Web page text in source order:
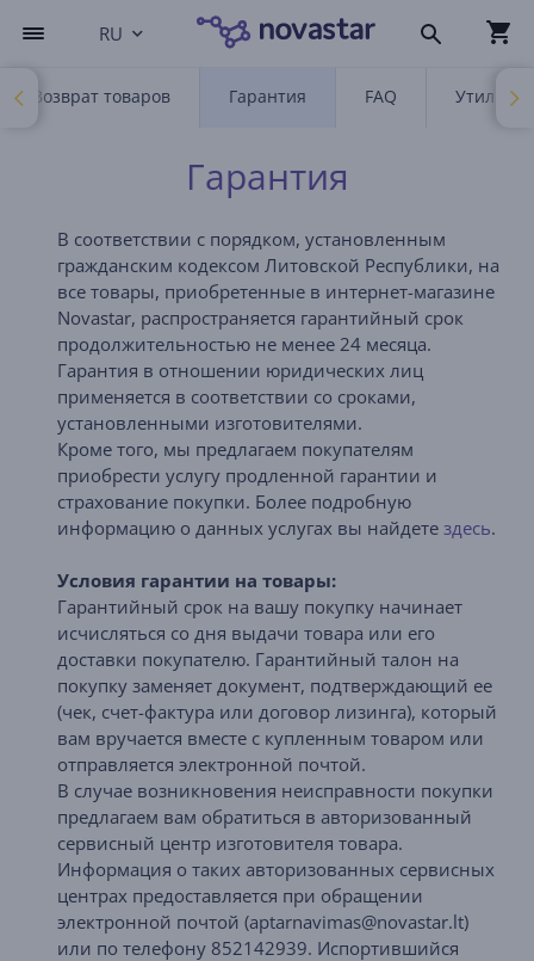
RU
Возврат товаров Гарантия FAQ
Гарантия
В соответствии с порядком, установленным
гражданским кодексом Литовской Республики, на
все товары, приобретенные в интернет-магазине
Novastar, распространяется гарантийный срок
продолжительностью не менее 24 месяца.
Гарантия в отношении юридических лиц
применяется в соответствии со сроками,
установленными изготовителями.
Кроме того, мы предлагаем покупателям
приобрести услугу продленной гарантии и
страхование покупки. Более подробную
информацию о данных услугах вы найдете здесь.
Условия гарантии на товары:
Гарантийный срок на вашу покупку начинает
исчисляться со дня выдачи товара или его
доставки покупателю. Гарантийный талон на
покупку заменяет документ, подтверждающий ее
(чек, счет-фактура или договор лизинга), который
вам вручается вместе с купленным товаром или
отправляется электронной почтой.
В случае возникновения неисправности покупки
предлагаем вам обратиться в авторизованный
сервисный центр изготовителя товара.
Информация о таких авторизованных сервисных
центрах предоставляется при обращении
электронной почтой (aptarnavimas@novastar.lt)
или по телефону 852142939. Испортившийся